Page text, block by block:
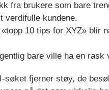
fra brukere som bare
verdifulle kundene.
10 tips for XYZ» blir
bare ville ha en rask
søket fjerner støy, de